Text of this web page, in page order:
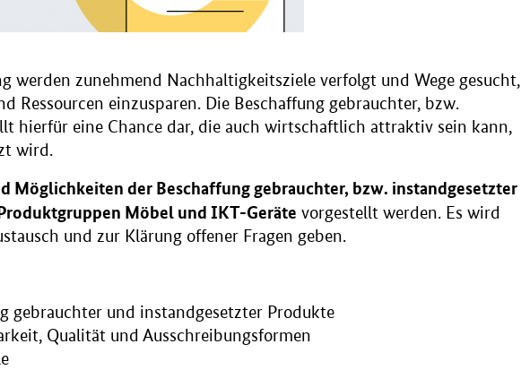
werden zunehmend Nachhaltigkeitsziele verfolgt und Wege gesucht,
Ressourcen einzusparen. Die Beschaffung gebrauchter, bzw.
hierfür eine Chance dar, die auch wirtschaftlich attraktiv sein kann,
wird.
Möglichkeiten der Beschaffung gebrauchter, bzw. instandgesetzter
Möbel und IKT-Geräte vorgestellt werden. Es wird
und zur Klärung offener Fragen geben.
gebrauchter und instandgesetzter Produkte
Qualität und Ausschreibungsformen